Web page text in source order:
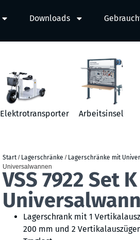
Downloads
Elektrotransporter Arbeitsinsel
Start/ Lagerschränke / Lagerschränke mit
Universalwannen
VSS 7922 Set
Lagerschrank mit 1
200 mm und 2